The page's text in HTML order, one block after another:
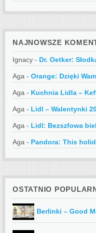
NAJNOWSZE
Ignacy - Dr. Oetker:
Aga - Orange: Dzięki
Aga - Kuchnia Lidla –
Aga - Lidl – Walentynki
Aga - Lidl: Bezszfowa
Aga - Pandora: This
OSTATNIO
Berlinki – Good